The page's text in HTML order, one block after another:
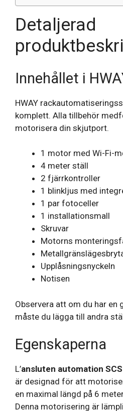
Detaljerad
Innehållet i
HWAY
komplett. Alla tillbehör
motorisera din skjutport.
1 motor med Wi-Fi-
4 meter ställ
2 fjärrkontroller
1 blinkljus med
1 par fotoceller
1 installationsmall
Skruvar
Motorns
Upplåsningsnyckeln
Notisen
Observera att om du har en
måste du lägga till andra
Egenskaperna
L’ansluten automation
är designad för att
en maximal längd på 6
Denna motorisering är